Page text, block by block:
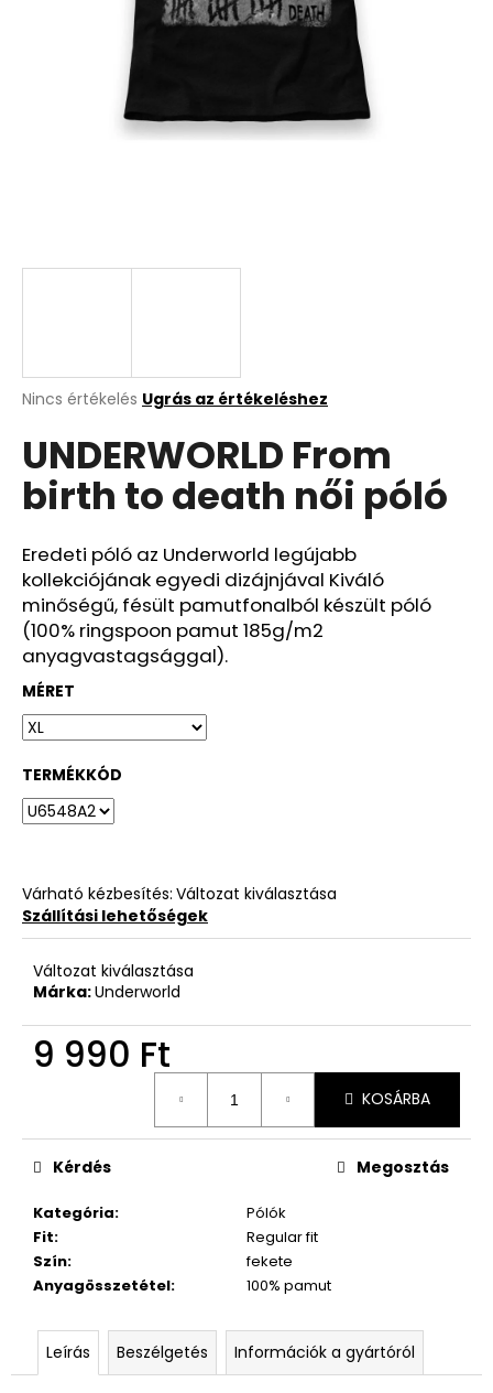
A
átlagos
értékelése
5-
ből
csillag.
Nincs értékelés Ugrás az értékeléshez
UNDERWORLD From
birth to death női póló
Eredeti póló az Underworld legújabb
kollekciójának egyedi dizájnjával Kiváló
minőségű, fésült pamutfonalból készült póló
(100% ringspoon pamut 185g/m2
anyagvastagsággal).
MÉRET
TERMÉKKÓD
Várható kézbesítés: Változat kiválasztása
Szállítási lehetőségek
Változat kiválasztása
Márka:Underworld
9 990 Ft
KOSÁRBA
Kategória:
Pólók
Fit:
Regular fit
Szín:
fekete
Anyagösszetétel: 100% pamut
Kérdés Megosztás
Leírás Beszélgetés Információk a gyártóról